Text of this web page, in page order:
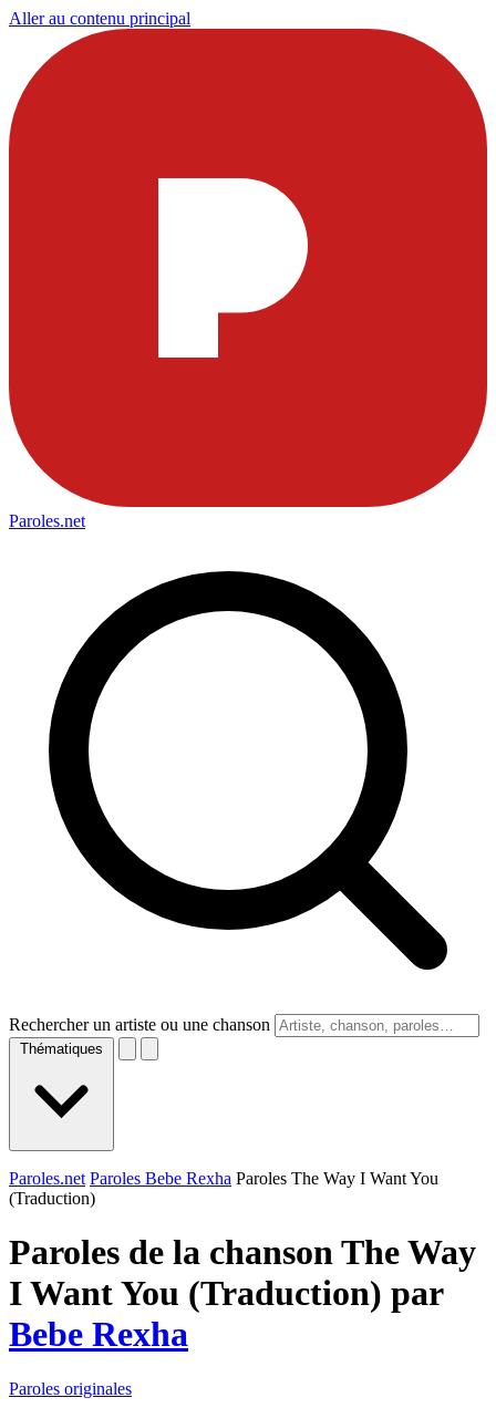
Aller au contenu principal
Paroles.net
Rechercher un artiste ou une chanson
Thématiques
Paroles.net Paroles Bebe Rexha Paroles The Way I Want You
(Traduction)
Paroles de la chanson The Way
I Want You (Traduction) par
Bebe Rexha
Paroles originales